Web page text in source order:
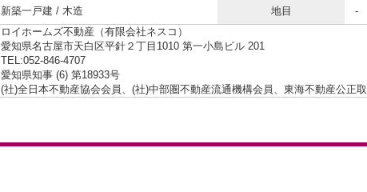
新築一戸建 / 木造 地目 -
ロイホームズ不動産（有限会社ネスコ）
愛知県名古屋市天白区平針２丁目1010 第一小島ビル 201
TEL:052-846-4707
愛知県知事 (6) 第18933号
(社)全日本不動産協会会員、(社)中部圏不動産流通機構会員、東海不動産公正